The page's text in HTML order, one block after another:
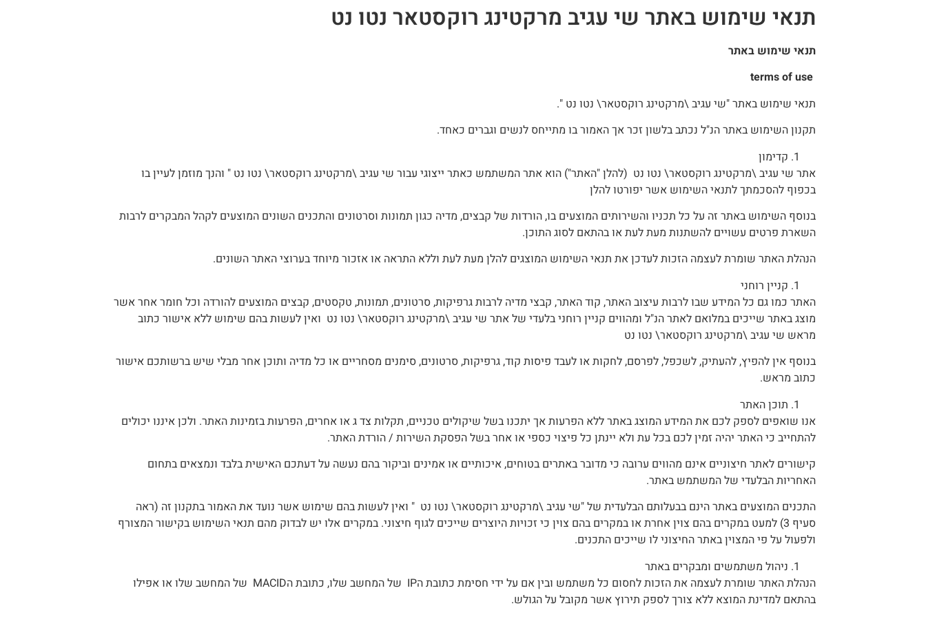
תנאי שימוש באתר שי עגיב מרקטינג רוקסטאר נטו נט
תנאי שימוש באתר
תנאי שימוש באתר "שי עגיב \מרקטינג רוקסטאר\ נטו נט ".
תקנון השימוש באתר הנ"ל נכתב בלשון זכר אך האמור בו מתייחס לנשים וגברים כאחד.
קדימון
אתר שי עגיב \מרקטינג רוקסטאר\ נטו נט (להלן "האתר") הוא אתר המשתמש כאתר ייצוגי עבור שי עגיב \מרקטינג רוקסטאר\ נטו נט " והנך מוזמן לעיין בו
בכפוף להסכמתך לתנאי השימוש אשר יפורטו להלן
בנוסף השימוש באתר זה על כל תכניו והשירותים המוצעים בו, הורדות של קבצים, מדיה כגון תמונות וסרטונים והתכנים השונים המוצעים לקהל המבקרים לרבות
השארת פרטים עשויים להשתנות מעת לעת או בהתאם לסוג התוכן.
הנהלת האתר שומרת לעצמה הזכות לעדכן את תנאי השימוש המוצגים להלן מעת לעת וללא התראה או אזכור מיוחד בערוצי האתר השונים.
קניין רוחני
האתר כמו גם כל המידע שבו לרבות עיצוב האתר, קוד האתר, קבצי מדיה לרבות גרפיקות, סרטונים, תמונות, טקסטים, קבצים המוצעים להורדה וכל חומר אחר אשר
מוצג באתר שייכים במלואם לאתר הנ"ל ומהווים קניין רוחני בלעדי של אתר שי עגיב \מרקטינג רוקסטאר\ נטו נט ואין לעשות בהם שימוש ללא אישור כתוב
מראש שי עגיב \מרקטינג רוקסטאר\ נטו נט
בנוסף אין להפיץ, להעתיק, לשכפל, לפרסם, לחקות או לעבד פיסות קוד, גרפיקות, סרטונים, סימנים מסחריים או כל מדיה ותוכן אחר מבלי שיש ברשותכם אישור
כתוב מראש.
תוכן האתר
אנו שואפים לספק לכם את המידע המוצג באתר ללא הפרעות אך יתכנו בשל שיקולים טכניים, תקלות צד ג או אחרים, הפרעות בזמינות האתר. ולכן איננו יכולים
להתחייב כי האתר יהיה זמין לכם בכל עת ולא יינתן כל פיצוי כספי או אחר בשל הפסקת השירות / הורדת האתר.
קישורים לאתר חיצוניים אינם מהווים ערובה כי מדובר באתרים בטוחים, איכותיים או אמינים וביקור בהם נעשה על דעתכם האישית בלבד ונמצאים בתחום
האחריות הבלעדי של המשתמש באתר.
התכנים המוצעים באתר הינם בבעלותם הבלעדית של "שי עגיב \מרקטינג רוקסטאר\ נטו נט " ואין לעשות בהם שימוש אשר נועד את האמור בתקנון זה (ראה
סעיף 3) למעט במקרים בהם צוין אחרת או במקרים בהם צוין כי זכויות היוצרים שייכים לגוף חיצוני. במקרים אלו יש לבדוק מהם תנאי השימוש בקישור המצורף
ולפעול על פי המצוין באתר החיצוני לו שייכים התכנים.
ניהול משתמשים ומבקרים באתר
הנהלת האתר שומרת לעצמה את הזכות לחסום כל משתמש ובין אם על ידי חסימת כתובת הIP של המחשב שלו, כתובת הMACID של המחשב שלו או אפילו
בהתאם למדינת המוצא ללא צורך לספק תירוץ אשר מקובל על הגולש.